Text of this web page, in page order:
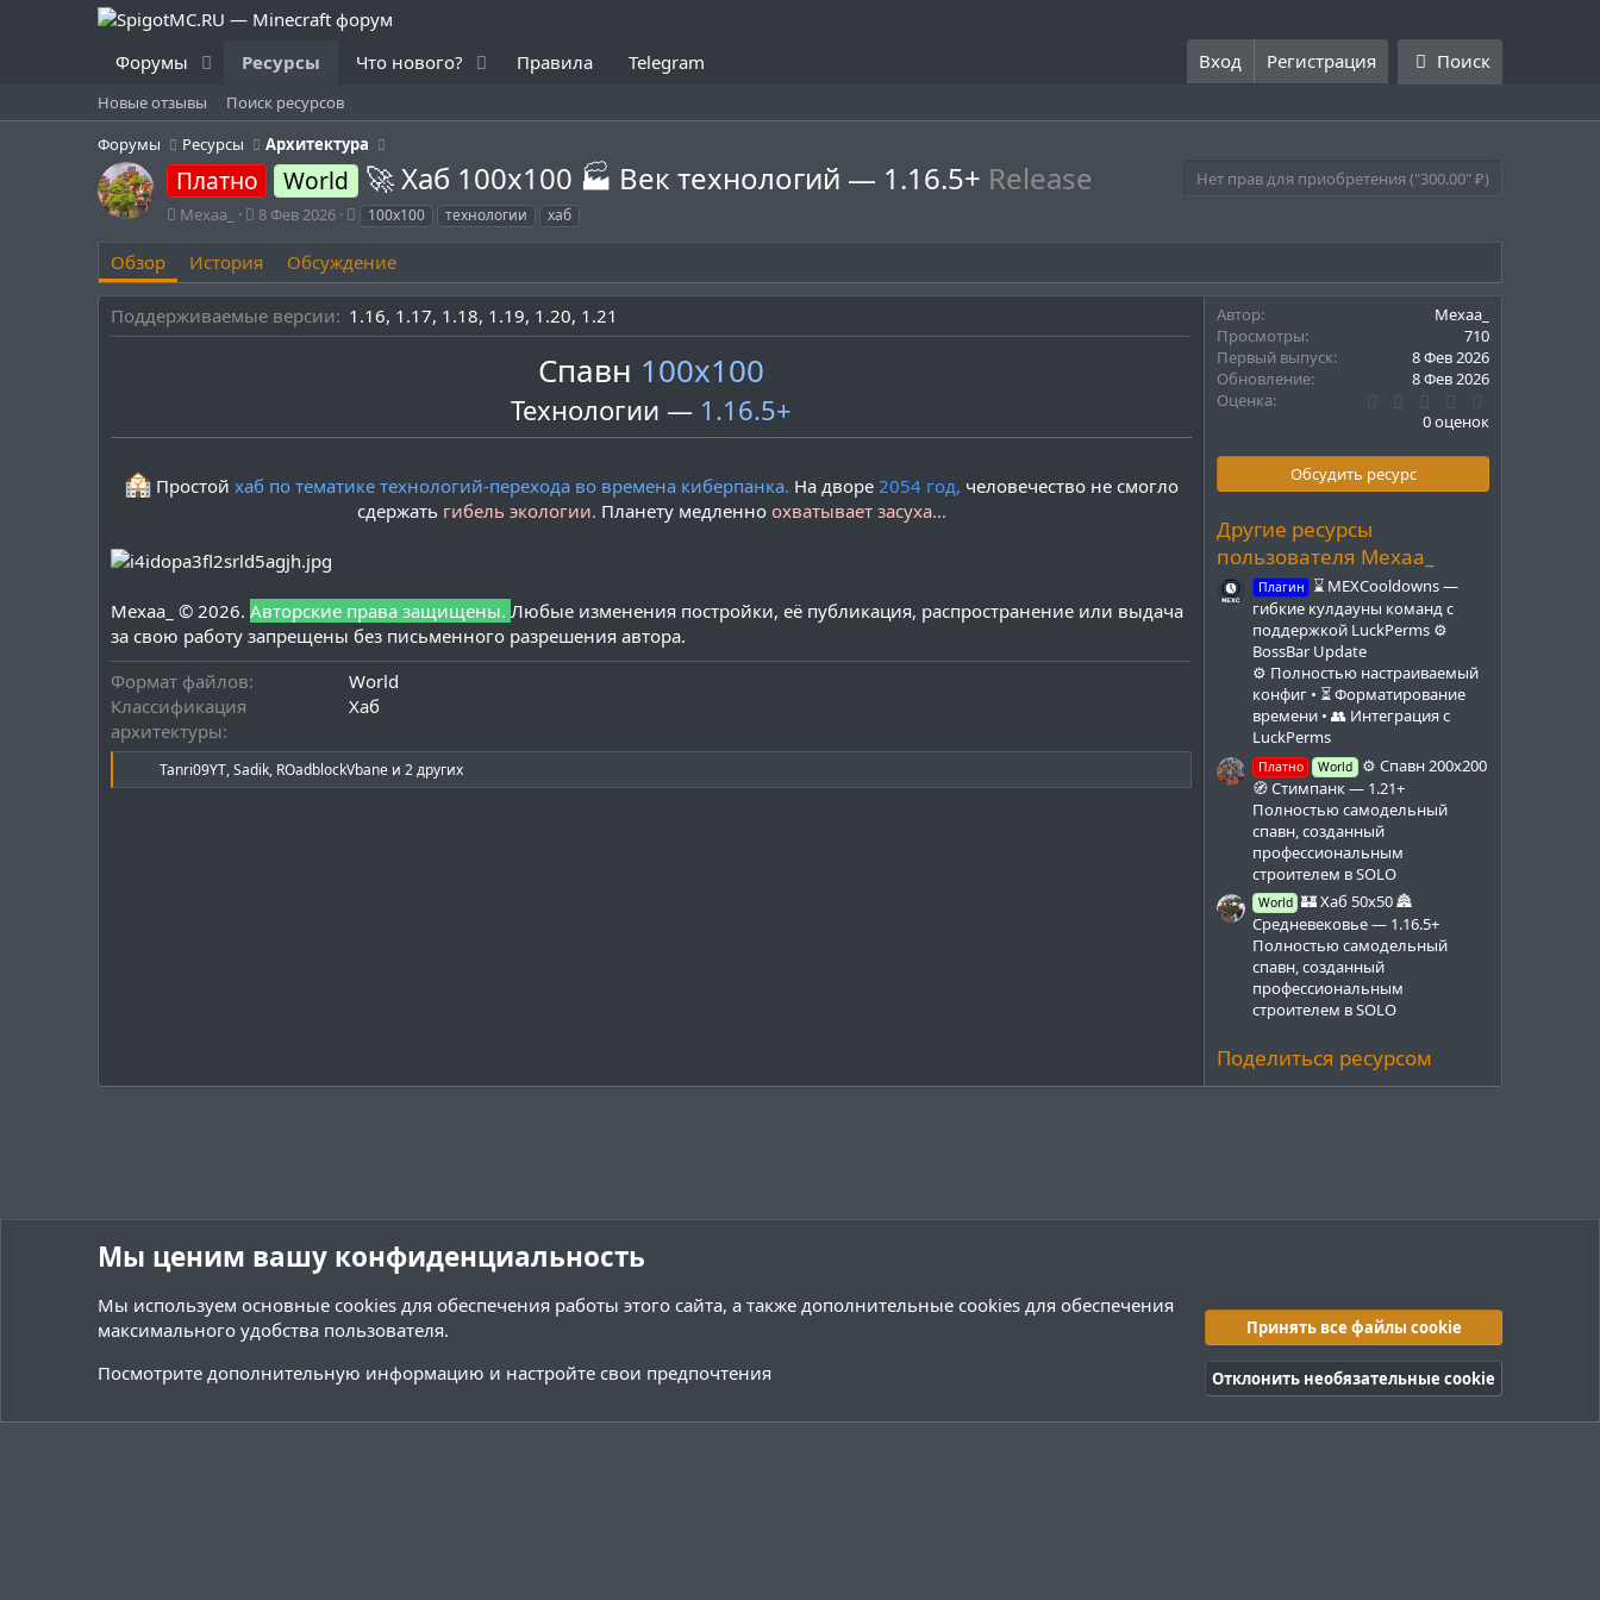
Форумы Ресурсы Что нового? Правила Telegram Вход Регистрация Поиск
Новые отзывы
Поиск ресурсов
Форумы
Ресурсы Архитектура
Платно World 🚀 Хаб 100x100 🏭 Век технологий — 1.16.5+ Release
Нет прав для приобретения ("300.00" ₽)
А
о
р
Mexaa_
Д
т
а
с
о
з
8 Фев 2026
Т
г
и
100x100 технологии хаб
Обзор История Обсуждение
Поддерживаемые версии 1.16 1.17 1.18 1.19 1.20 1.21
Спавн 100x100
Технологии — 1.16.5+
Простой хаб по тематике технологий-перехода во времена киберпанка. На дворе 2054 год, человечество не смогло
сдержать гибель экологии. Планету медленно охватывает засуха...
Mexaa_ © 2026. Авторские права защищены. Любые изменения постройки, её публикация, распространение или выдача
за свою работу запрещены без письменного разрешения автора.
Формат файлов
World
Классификация
архитектуры
Хаб
Р
е
Tanri09YT,Sadik, ROadblockVbane и 2 других
Автор
Mexaa_
Просмотры
710
Первый выпуск
8 Фев 2026
Обновление
8 Фев 2026
Оценка
0
0
в
0 оценок
Обсудить ресурс
Другие ресурсы
пользователя Mexaa_
Плагин
⌛ MEXCooldowns —
гибкие кулдауны команд с
поддержкой LuckPerms ⚙️
BossBar Update
⚙️ Полностью настраиваемый
конфиг • ⏳ Форматирование
времени • 👥 Интеграция с
LuckPerms
Платно World
⚙️ Спавн 200x200
🧭 Стимпанк — 1.21+
Полностью самодельный
спавн, созданный
профессиональным
строителем в SOLO
World 🏰 Хаб 50x50 🏯
Средневековье — 1.16.5+
Полностью самодельный
спавн, созданный
профессиональным
строителем в SOLO
Поделиться ресурсом
Ресурсы
Политика конфиденциальности Помощь
R
Мы ценим вашу конфиденциальность
Мы используем основные cookies для обеспечения работы этого сайта, а также дополнительные cookies для обеспечения
максимального удобства пользователя.
Посмотрите дополнительную информацию и настройте свои предпочтения
Принять все файлы cookie
Отклонить необязательные cookie